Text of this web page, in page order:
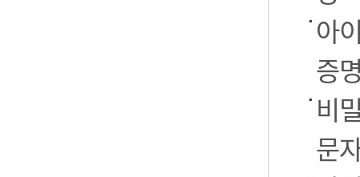
아
증
비
문